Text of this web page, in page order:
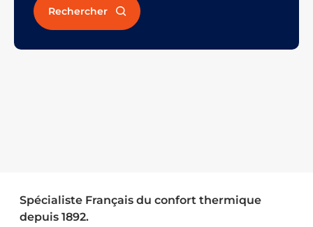
Rechercher
Spécialiste Français du confort thermique
depuis 1892.